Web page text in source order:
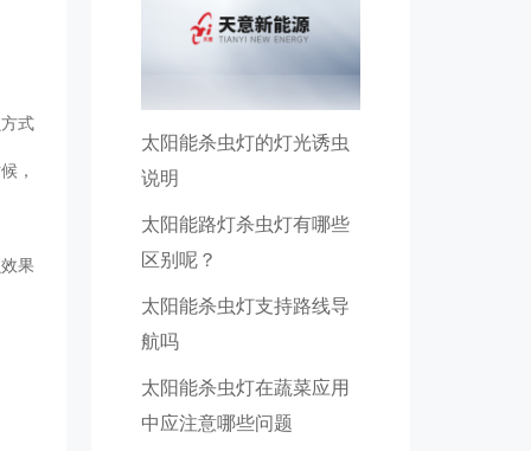
式
，
果
太阳能杀虫灯的灯光诱虫
说明
太阳能路灯杀虫灯有哪些
区别呢？
太阳能杀虫灯支持路线导
航吗
太阳能杀虫灯在蔬菜应用
中应注意哪些问题